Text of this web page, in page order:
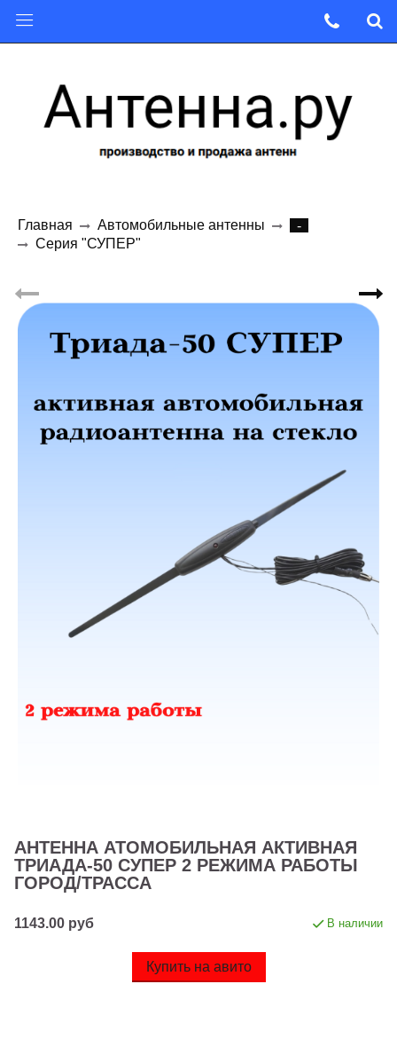
Главная Автомобильные антенны
-
Серия "СУПЕР"
АНТЕННА АТОМОБИЛЬНАЯ АКТИВНАЯ
ТРИАДА-50 СУПЕР 2 РЕЖИМА РАБОТЫ
ГОРОД/ТРАССА
1143.00 руб В наличии
Купить на авито